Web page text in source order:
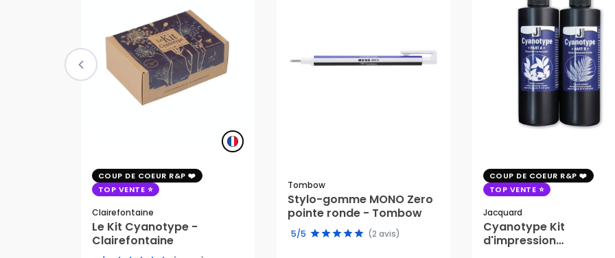
COUP DE COEUR R&P
TOP VENTE
Clairefontaine
Le Kit Cyanotype -
Clairefontaine
Tombow
Stylo-gomme MONO Zero
pointe ronde - Tombow
5/5 (2 avis)
COUP DE COEUR R&P
TOP VENTE
Jacquard
Cyanotype Kit
d'impression